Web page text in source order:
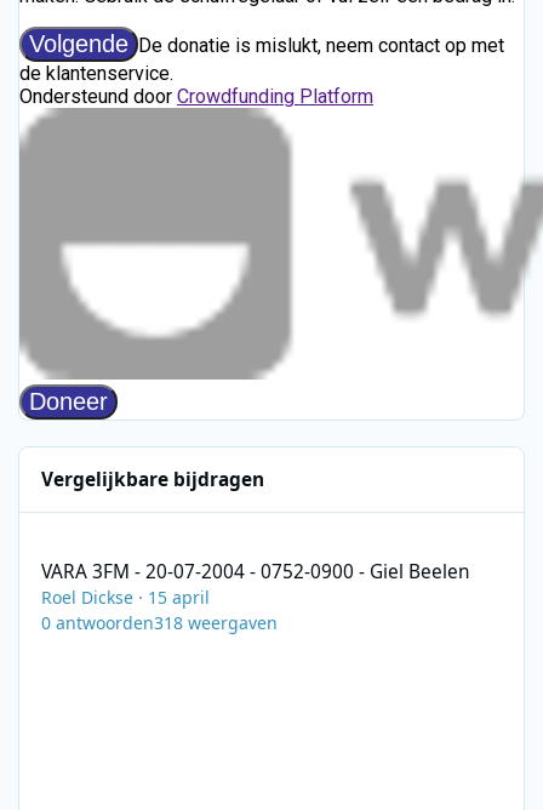
Vergelijkbare bijdragen
VARA 3FM - 20-07-2004 - 0752-0900 - Giel Beelen
Roel Dickse · 15 april
0 antwoorden318 weergaven